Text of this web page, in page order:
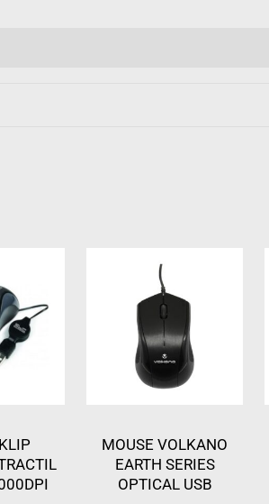
MOUSE VOLKANO
EARTH SERIES
OPTICAL USB